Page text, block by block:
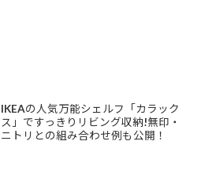
IKEAの人気万能シェルフ「カラック
ス」ですっきりリビング収納!無印・
ニトリとの組み合わせ例も公開！